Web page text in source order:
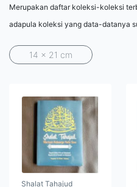
Merupakan daftar koleksi-koleksi
adapula koleksi yang data-datanya
14 x 21 cm
Shalat Tahajud